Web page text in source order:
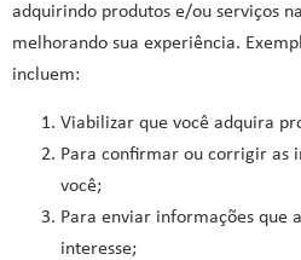
adquirindo produtos e/ou serviços
melhorando sua experiência.
incluem:
Viabilizar que você adquira
Para confirmar ou corrigir as
você;
Para enviar informações que
interesse;